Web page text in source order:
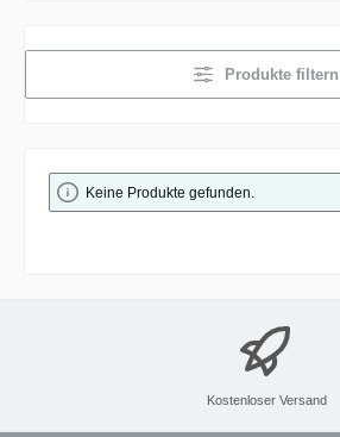
Produkte filtern
Keine Produkte gefunden.
Kostenloser Versand